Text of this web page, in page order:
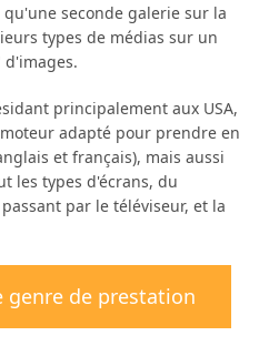
seconde galerie sur la
types de médias sur un
principalement aux USA,
adapté pour prendre en
et français), mais aussi
les types d'écrans, du
par le téléviseur, et la
genre de prestation